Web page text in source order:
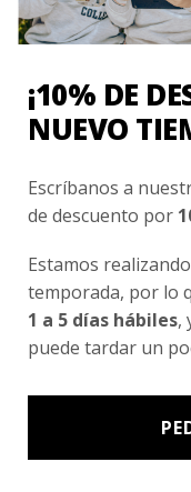
Nosotros
Inversionistas
Blog
Newsletter signup
Subscríbete a
novedades
¡10% DE
NUEVO
Escríbanos a
de descuento por
Estamos
temporada, por lo
1 a 5 días hábiles,
puede tardar un